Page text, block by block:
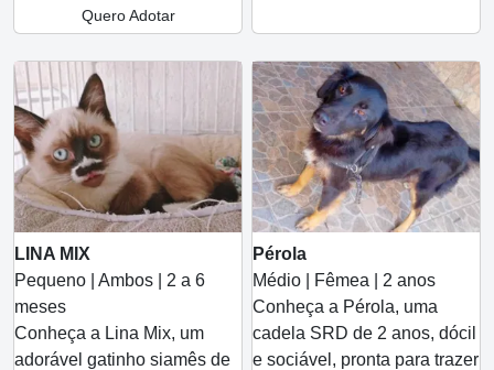
Quero Adotar
LINA MIX
Pequeno | Ambos | 2 a 6
meses
Conheça a Lina Mix, um
adorável gatinho siamês de
Pérola
Médio | Fêmea | 2 anos
Conheça a Pérola, uma
cadela SRD de 2 anos, dócil
e sociável, pronta para trazer